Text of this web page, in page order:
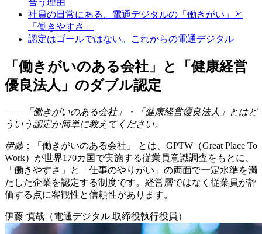
合う理由
社員の日常にある、電通デジタルの「働きがい」と
「働きやすさ」
認定はゴールではない。これからの電通デジタル
「働きがいのある会社」と「健康経営
優良法⼈」のダブル認定
――「働きがいのある会社」・「健康経営優良法人」とはど
ういう認定か簡単に教えてください。
伊藤：「働きがいのある会社」 とは、GPTW（Great Place To
Work）が世界170カ国で実施する従業員意識調査をもとに、
「働きやすさ」と「仕事のやりがい」の両面で一定水準を満
たした企業を認定する制度です。経営層ではなく従業員が評
価する点に客観性と信頼性があります。
伊藤 慎哉（電通デジタル 取締役執行役員）